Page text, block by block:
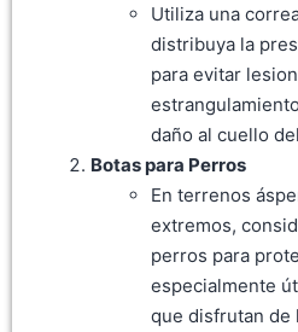
Utiliza una
distribuya la
para evitar
daño al cuello
Botas para Perros
En terrenos
extremos,
perros para
especialmente
que disfrutan de